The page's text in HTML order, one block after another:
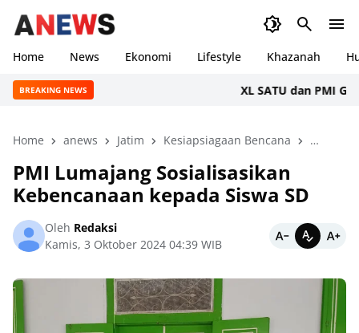
Home News Ekonomi Lifestyle Khazanah
BREAKING NEWS XL SATU dan PMI Gelar
Home anews Jatim Kesiapsiagaan Bencana Lifestyle
PMI Lumajang Sosialisasikan
Kebencanaan kepada Siswa SD
Oleh Redaksi
Kamis, 3 Oktober 2024 04:39 WIB